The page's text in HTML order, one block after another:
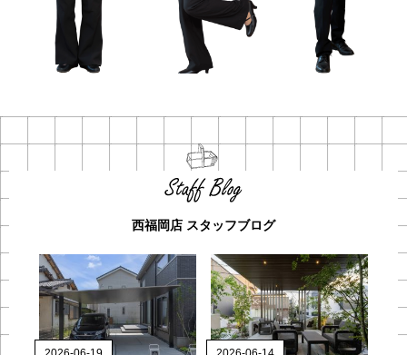
西福岡店 スタッフブログ